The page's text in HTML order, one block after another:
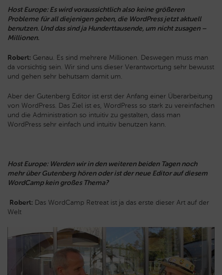
Host Europe: Es wird voraussichtlich also keine größeren
Probleme für all diejenigen geben, die WordPress jetzt aktuell
benutzen. Und das sind ja Hunderttausende, um nicht zusagen –
Millionen.
Robert: Genau. Es sind mehrere Millionen. Deswegen muss man
da vorsichtig sein. Wir sind uns dieser Verantwortung sehr bewusst
und gehen sehr behutsam damit um.
Aber der Gutenberg Editor ist erst der Anfang einer Überarbeitung
von WordPress. Das Ziel ist es, WordPress so stark zu vereinfachen
und die Administration so intuitiv zu gestalten, dass man
WordPress sehr einfach und intuitiv benutzen kann.
Host Europe: Werden wir in den weiteren beiden Tagen noch
mehr über Gutenberg hören oder ist der neue Editor auf diesem
WordCamp kein großes Thema?
Robert: Das WordCamp Retreat ist ja das erste dieser Art auf der
Welt